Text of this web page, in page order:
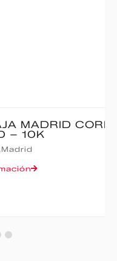
POR